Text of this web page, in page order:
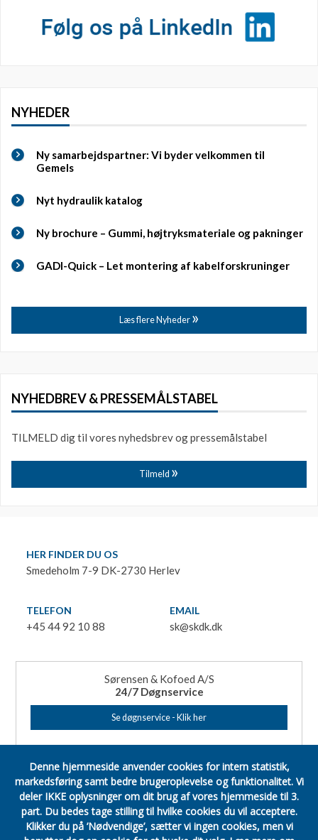
NYHEDER
Ny samarbejdspartner: Vi byder velkommen til
Gemels
Nyt hydraulik katalog
Ny brochure – Gummi, højtryksmateriale og pakninger
GADI-Quick – Let montering af kabelforskruninger
Læs flere Nyheder
NYHEDBREV & PRESSEMÅLSTABEL
TILMELD dig til vores nyhedsbrev og pressemålstabel
Tilmeld
HER FINDER DU OS
Smedeholm 7-9 DK-2730 Herlev
TELEFON
+45 44 92 10 88
EMAIL
sk@skdk.dk
Sørensen & Kofoed A/S
24/7 Døgnservice
Se døgnservice - Klik her
Denne hjemmeside anvender cookies for intern statistik,
markedsføring samt bedre brugeroplevelse og funktionalitet. Vi
deler IKKE oplysninger om dit brug af vores hjemmeside til 3.
part.Du bedes tage stilling til hvilke cookies du vil acceptere.
Klikker du på ’Nødvendige’, sætter vi ingen cookies, men vi